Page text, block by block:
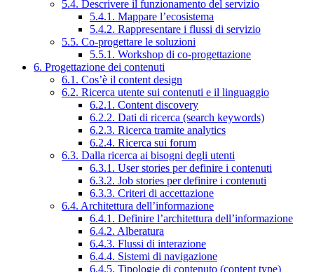
5.4. Descrivere il funzionamento del servizio
5.4.1. Mappare l’ecosistema
5.4.2. Rappresentare i flussi di servizio
5.5. Co-progettare le soluzioni
5.5.1. Workshop di co-progettazione
6. Progettazione dei contenuti
6.1. Cos’è il content design
6.2. Ricerca utente sui contenuti e il linguaggio
6.2.1. Content discovery
6.2.2. Dati di ricerca (search keywords)
6.2.3. Ricerca tramite analytics
6.2.4. Ricerca sui forum
6.3. Dalla ricerca ai bisogni degli utenti
6.3.1. User stories per definire i contenuti
6.3.2. Job stories per definire i contenuti
6.3.3. Criteri di accettazione
6.4. Architettura dell’informazione
6.4.1. Definire l’architettura dell’informazione
6.4.2. Alberatura
6.4.3. Flussi di interazione
6.4.4. Sistemi di navigazione
6.4.5. Tipologie di contenuto (content type)